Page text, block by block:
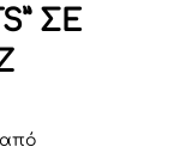
ΣΕ
από